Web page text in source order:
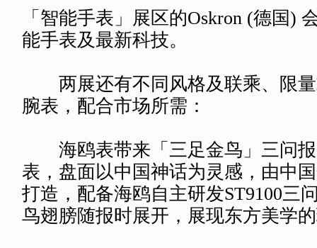
「智能手表」展区的Oskron (德国)
能手表及最新科技。
两展还有不同风格及联乘、限量
腕表，配合市场所需：
海鸥表带来「三足金鸟」三问报
表，盘面以中国神话为灵感，由中
打造，配备海鸥自主研发ST9100三
鸟翅膀随报时展开，展现东方美学